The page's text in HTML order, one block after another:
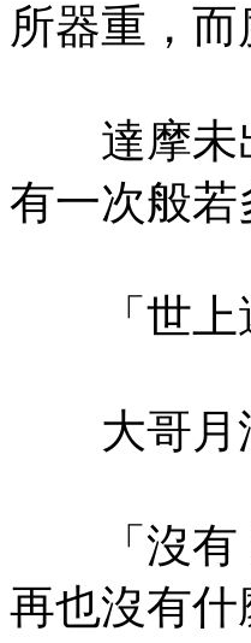
所器重，
達摩未出
有一次般
「世上還
大哥月
「沒有！
再也沒有